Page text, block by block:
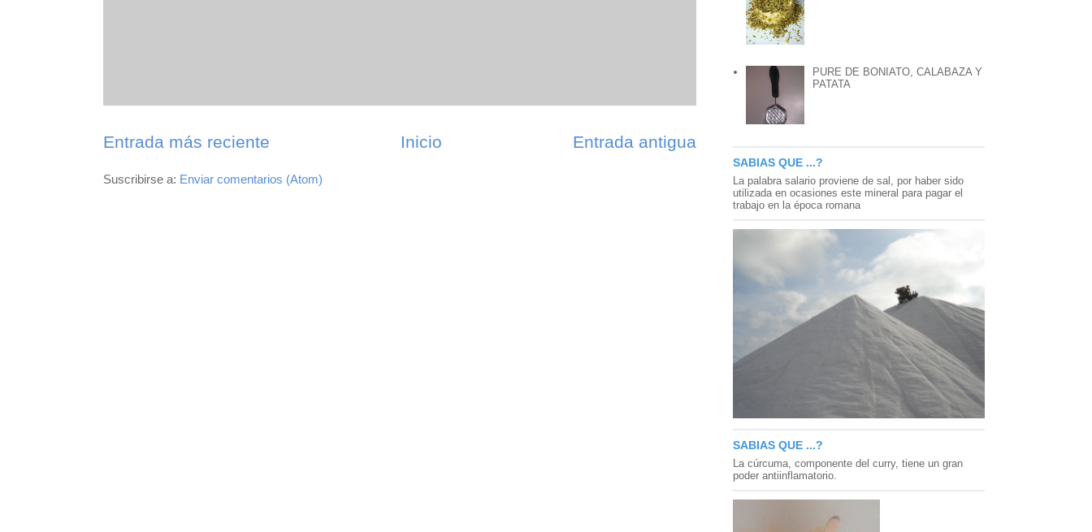
Entrada más reciente Entrada antigua
Inicio
Suscribirse a: Enviar comentarios (Atom)
PURE DE BONIATO, CALABAZA Y
PATATA
SABIAS QUE ...?
La palabra salario proviene de sal, por haber sido
utilizada en ocasiones este mineral para pagar el
trabajo en la época romana
SABIAS QUE ...?
La cúrcuma, componente del curry, tiene un gran
poder antiinflamatorio.